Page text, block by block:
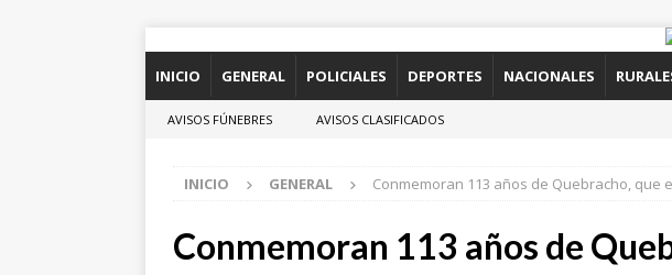
INICIO GENERAL POLICIALES DEPORTES NACIONALES
AVISOS FÚNEBRES AVISOS CLASIFICADOS
INICIO GENERAL Conmemoran 113 años de Quebracho, que
Conmemoran 113 años de